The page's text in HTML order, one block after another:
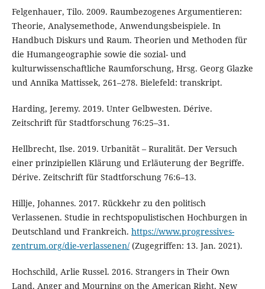
Felgenhauer, Tilo. 2009. Raumbezogenes Argumentieren:
Theorie, Analysemethode, Anwendungsbeispiele. In
Handbuch Diskurs und Raum. Theorien und Methoden für
die Humangeographie sowie die sozial- und
kulturwissenschaftliche Raumforschung, Hrsg. Georg Glazke
und Annika Mattissek, 261–278. Bielefeld: transkript.
Harding, Jeremy. 2019. Unter Gelbwesten. Dérive.
Zeitschrift für Stadtforschung 76:25–31.
Hellbrecht, Ilse. 2019. Urbanität – Ruralität. Der Versuch
einer prinzipiellen Klärung und Erläuterung der Begriffe.
Dérive. Zeitschrift für Stadtforschung 76:6–13.
Hillje, Johannes. 2017. Rückkehr zu den politisch
Verlassenen. Studie in rechtspopulistischen Hochburgen in
Deutschland und Frankreich. https://www.progressives-
zentrum.org/die-verlassenen/(Zugegriffen: 13. Jan. 2021).
Hochschild, Arlie Russel. 2016. Strangers in Their Own
Land. Anger and Mourning on the American Right. New